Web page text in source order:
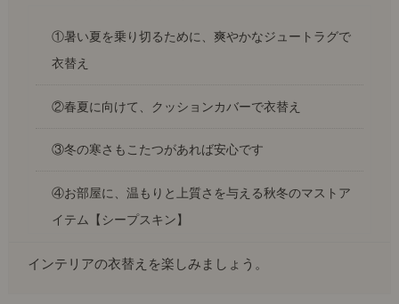
①暑い夏を乗り切るために、爽やかなジュートラグで
衣替え
②春夏に向けて、クッションカバーで衣替え
③冬の寒さもこたつがあれば安心です
④お部屋に、温もりと上質さを与える秋冬のマストア
イテム【シープスキン】
インテリアの衣替えを楽しみましょう。